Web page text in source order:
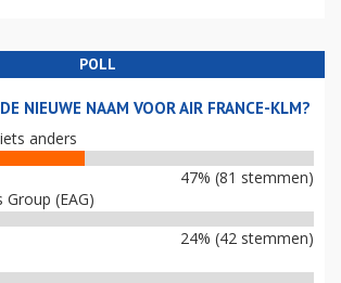
POLL
NIEUWE NAAM VOOR AIR FRANCE-KLM?
anders
47% (81 stemmen)
Group (EAG)
24% (42 stemmen)